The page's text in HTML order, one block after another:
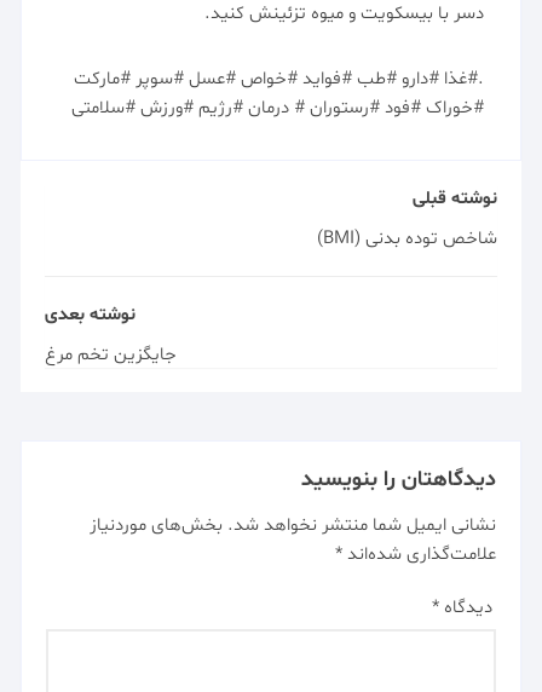
دسر با بیسکویت و میوه تزئینش کنید.
.#غذا #دارو #طب #فواید #خواص #عسل #سوپر #مارکت
#خوراک #فود #رستوران # درمان #رژیم #ورزش #سلامتی
نوشته قبلی
شاخص توده بدنی (BMI)
نوشته بعدی
جایگزین تخم مرغ
دیدگاهتان را بنویسید
نشانی ایمیل شما منتشر نخواهد شد. بخش‌های موردنیاز
علامت‌گذاری شده‌اند*
دیدگاه*